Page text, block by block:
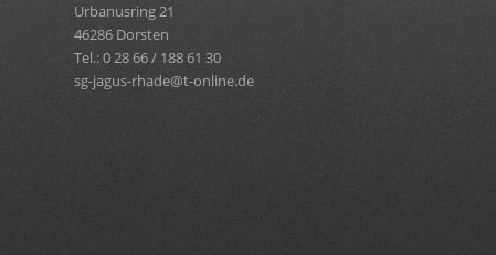
Urbanusring 21
46286 Dorsten
Tel.: 0 28 66 / 188 61 30
sg-jagus-rhade@t-online.de